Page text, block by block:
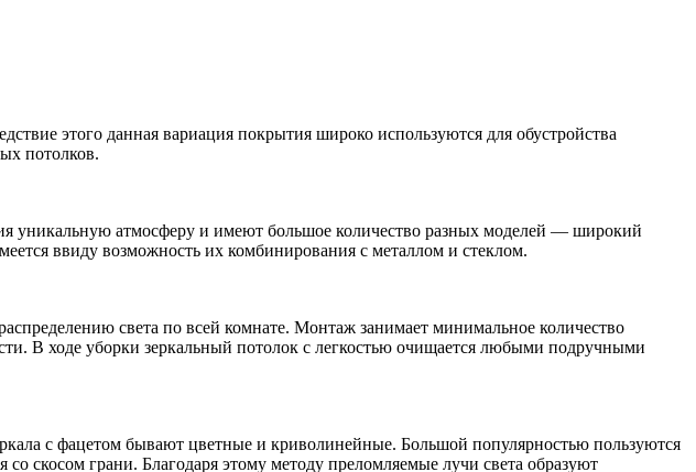
этого данная вариация покрытия широко используются для обустройства
потолков.
уникальную атмосферу и имеют большое количество разных моделей — широкий
ввиду возможность их комбинирования с металлом и стеклом.
света по всей комнате. Монтаж занимает минимальное количество
В ходе уборки зеркальный потолок с легкостью очищается любыми подручными
с фацетом бывают цветные и криволинейные. Большой популярностью пользуются
скосом грани. Благодаря этому методу преломляемые лучи света образуют